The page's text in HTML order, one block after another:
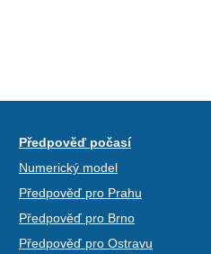
Předpověď počasí
Numerický model
Předpověď pro Prahu
Předpověď pro Brno
Předpověď pro Ostravu